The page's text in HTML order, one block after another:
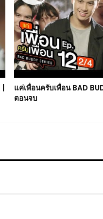
แค่เพื่อนครับเพื่อน BAD
ตอนจบ